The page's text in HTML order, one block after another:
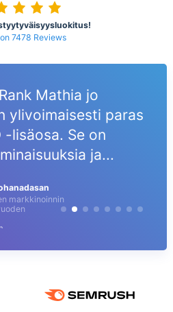
7478 Reviews
Mathia jo
ylivoimaisesti paras
-lisäosa. Se on
ja...
markkinoinnin